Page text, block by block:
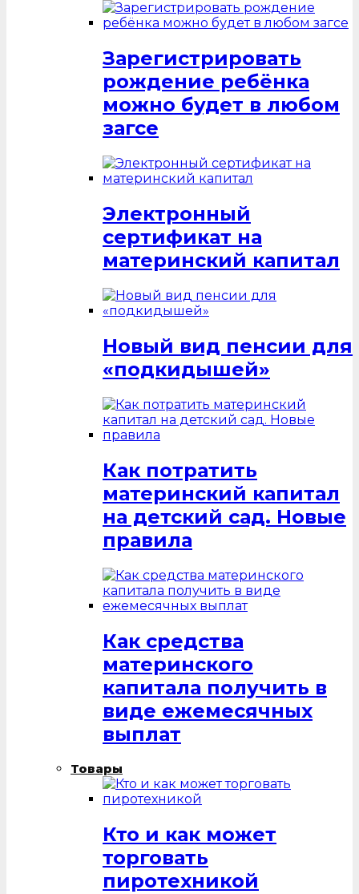
Зарегистрировать
рождение ребёнка
можно будет в любом
загсе
Электронный
сертификат на
материнский капитал
Новый вид пенсии для
«подкидышей»
Как потратить
материнский капитал
на детский сад. Новые
правила
Как средства
материнского
капитала получить в
виде ежемесячных
выплат
Товары
Кто и как может
торговать
пиротехникой